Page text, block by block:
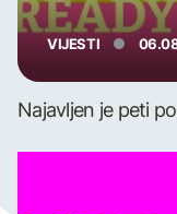
VIJESTI
Najavljen je peti